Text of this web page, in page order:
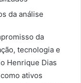
da análise
da
tecnologia e
Henrique Dias
ativos